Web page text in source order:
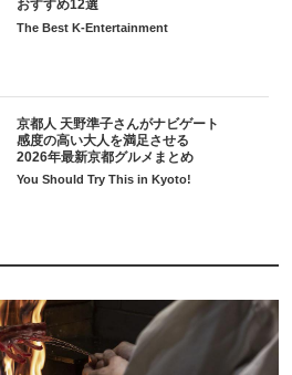
おすすめ12選
The Best K-Entertainment
京都人 天野準子さんがナビゲート
感度の高い大人を満足させる
2026年最新京都グルメまとめ
You Should Try This in Kyoto!